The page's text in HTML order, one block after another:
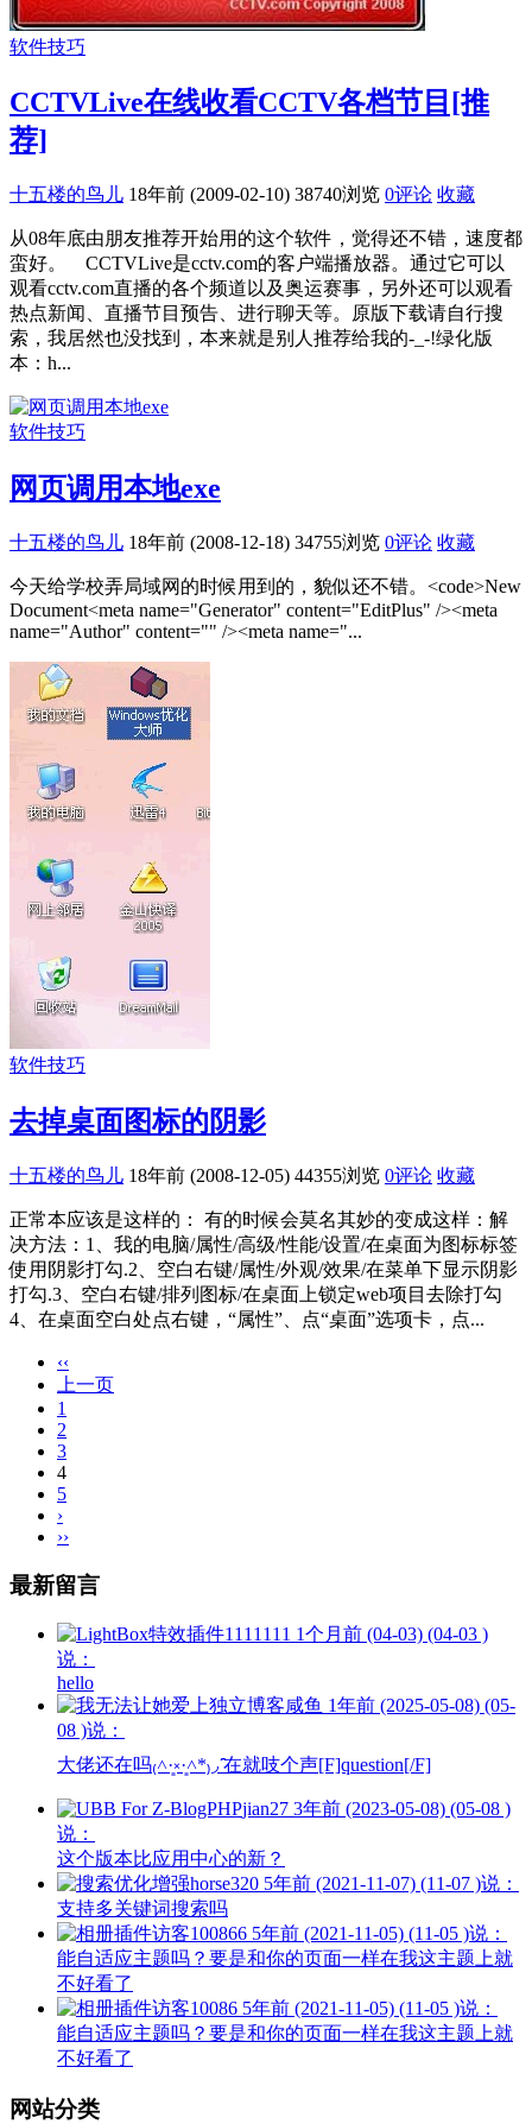
软件技巧
CCTVLive在线收看CCTV各档节目[推
荐]
十五楼的鸟儿 18年前 (2009-02-10) 38740浏览 0评论 收藏
从08年底由朋友推荐开始用的这个软件，觉得还不错，速度都
蛮好。 CCTVLive是cctv.com的客户端播放器。通过它可以
观看cctv.com直播的各个频道以及奥运赛事，另外还可以观看
热点新闻、直播节目预告、进行聊天等。原版下载请自行搜
索，我居然也没找到，本来就是别人推荐给我的-_-!绿化版
本：h...
软件技巧
网页调用本地exe
十五楼的鸟儿 18年前 (2008-12-18) 34755浏览 0评论 收藏
今天给学校弄局域网的时候用到的，貌似还不错。<code>New
Document<meta name="Generator" content="EditPlus" /><meta
name="Author" content="" /><meta name="...
软件技巧
去掉桌面图标的阴影
十五楼的鸟儿 18年前 (2008-12-05) 44355浏览 0评论 收藏
正常本应该是这样的： 有的时候会莫名其妙的变成这样：解
决方法：1、我的电脑/属性/高级/性能/设置/在桌面为图标标签
使用阴影打勾.2、空白右键/属性/外观/效果/在菜单下显示阴影
打勾.3、空白右键/排列图标/在桌面上锁定web项目去除打勾
4、在桌面空白处点右键，“属性”、点“桌面”选项卡，点...
‹‹
上一页
1
2
3
4
5
›
››
最新留言
1111111 1个月前 (04-03) (04-03 )
说：
hello
咸鱼 1年前 (2025-05-08) (05-
08 )说：
大佬还在吗₍˄·͈༝·͈˄*₎◞ ̑̑在就吱个声[F]question[/F]
jian27 3年前 (2023-05-08) (05-08 )
说：
这个版本比应用中心的新？
horse320 5年前 (2021-11-07) (11-07 )说：
支持多关键词搜索吗
访客100866 5年前 (2021-11-05) (11-05 )说：
能自适应主题吗？要是和你的页面一样在我这主题上就
不好看了
访客10086 5年前 (2021-11-05) (11-05 )说：
能自适应主题吗？要是和你的页面一样在我这主题上就
不好看了
网站分类